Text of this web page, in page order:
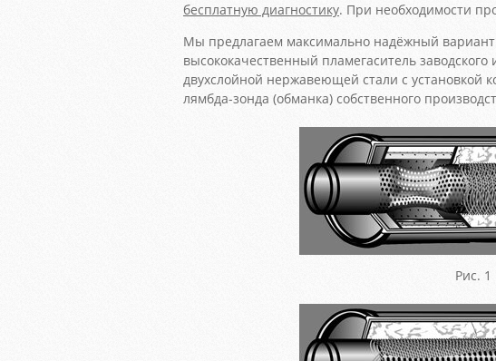
бесплатную диагностику. При необходимости
Мы предлагаем максимально надёжный
высококачественный пламегаситель заводского
двухслойной нержавеющей стали с установкой
лямбда-зонда (обманка) собственного
Рис. 1